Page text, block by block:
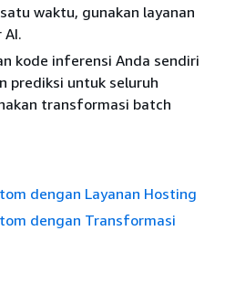
waktu, gunakan layanan
kode inferensi Anda sendiri
prediksi untuk seluruh
transformasi batch
dengan Layanan Hosting
dengan Transformasi